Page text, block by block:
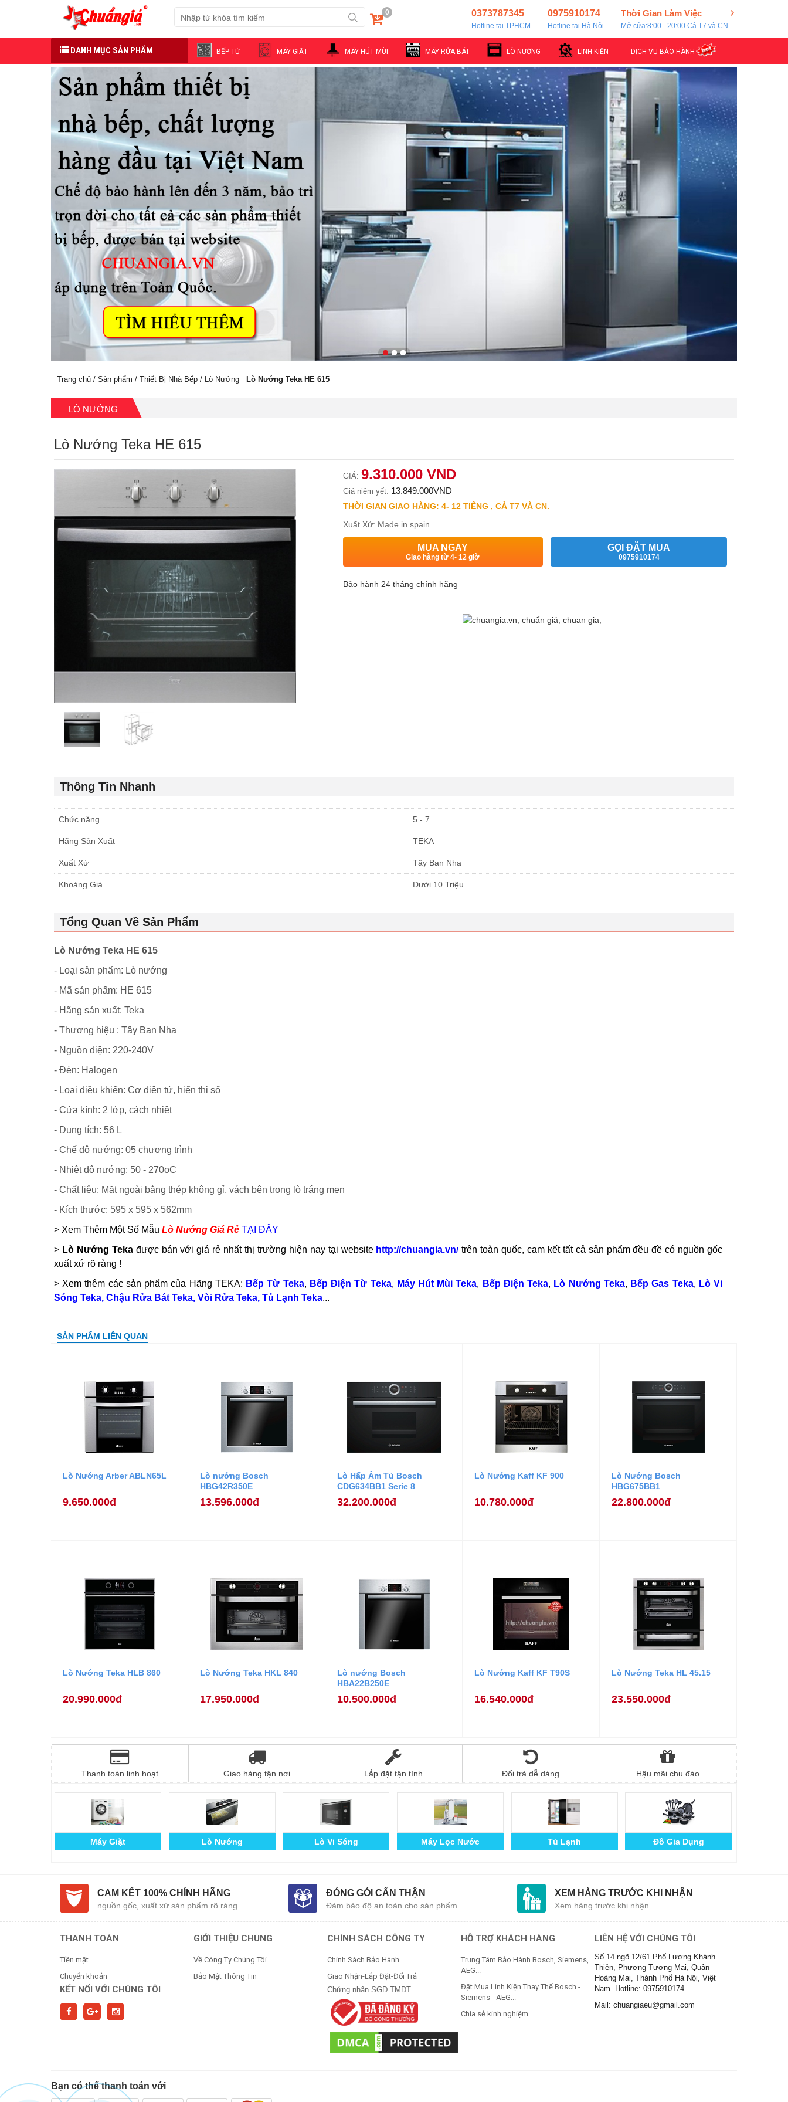
0 Thời Gian Làm Việc
Mở cửa:8:00 - 20:00 Cả T7 và CN
0975910174
Hotline tại Hà Nội
0373787345
Hotline tại TPHCM
DANH MỤC SẢN PHẨM BẾP TỪ MÁY GIẶT MÁY HÚT MÙI MÁY RỬA BÁT LÒ NƯỚNG LINH KIỆN DỊCH VỤ BẢO HÀNH
Trang chủ / Sản phẩm / Thiết Bị Nhà Bếp / Lò Nướng Lò Nướng Teka HE 615
LÒ NƯỚNG
Lò Nướng Teka HE 615
GIÁ: 9.310.000 VND
Giá niêm yết: 13.849.000VND
THỜI GIAN GIAO HÀNG: 4- 12 TIẾNG , CẢ T7 VÀ CN.
Xuất Xứ: Made in spain
MUA NGAY
Giao hàng từ 4- 12 giờ
GỌI ĐẶT MUA
0975910174
Bảo hành 24 tháng chính hãng
Thông Tin Nhanh
Chức năng 5 - 7
Hãng Sản Xuất TEKA
Xuất Xứ Tây Ban Nha
Khoảng Giá Dưới 10 Triệu
Tổng Quan Về Sản Phẩm
Lò Nướng Teka HE 615
- Loại sản phẩm: Lò nướng
- Mã sản phẩm: HE 615
- Hãng sản xuất: Teka
- Thương hiệu : Tây Ban Nha
- Nguồn điện: 220-240V
- Đèn: Halogen
- Loại điều khiển: Cơ điện tử, hiển thị số
- Cửa kính: 2 lớp, cách nhiệt
- Dung tích: 56 L
- Chế độ nướng: 05 chương trình
- Nhiệt độ nướng: 50 - 270oC
- Chất liệu: Mặt ngoài bằng thép không gỉ, vách bên trong lò tráng men
- Kích thước: 595 x 595 x 562mm
> Xem Thêm Một Số Mẫu Lò Nướng Giá Rẻ TẠI ĐÂY
> Lò Nướng Teka được bánvới giá rẻ nhất thị trường hiện nay tại website http://chuangia.vn/ trên toàn quốc, cam kết tất cả sản phẩm đều đề có nguồn gốc
xuất xứ rõ ràng !
> Xem thêm các sản phẩm của Hãng TEKA: Bếp Từ Teka, Bếp Điện Từ Teka, Máy Hút Mùi Teka, Bếp Điện Teka, Lò Nướng Teka, Bếp Gas Teka, Lò Vi
Sóng Teka, Chậu Rửa Bát Teka, Vòi Rửa Teka, Tủ Lạnh Teka...
SẢN PHẨM LIÊN QUAN
Lò Nướng Arber ABLN65L
9.650.000đ
Lò nướng Bosch
HBG42R350E
13.596.000đ
Lò Hấp Âm Tủ Bosch
CDG634BB1 Serie 8
32.200.000đ
Lò Nướng Kaff KF 900
10.780.000đ
Lò Nướng Bosch
HBG675BB1
22.800.000đ
Lò Nướng Teka HLB 860
20.990.000đ
Lò Nướng Teka HKL 840
17.950.000đ
Lò nướng Bosch
HBA22B250E
10.500.000đ
Lò Nướng Kaff KF T90S
16.540.000đ
Lò Nướng Teka HL 45.15
23.550.000đ
Thanh toán linh hoạt Giao hàng tận nơi Lắp đặt tận tình Đổi trả dễ dàng Hậu mãi chu đáo
Bảo Hành Bếp Linh Kiện Thay Thế Khóa Cửa Thông Minh Hút Mùi Máy Rửa Bát
CAM KẾT 100% CHÍNH HÃNG
nguồn gốc, xuất xứ sản phẩm rõ ràng
ĐÓNG GÓI CẨN THẬN
Đảm bảo độ an toàn cho sản phẩm
XEM HÀNG TRƯỚC KHI NHẬN
Xem hàng trước khi nhận
THANH TOÁN
Tiền mặt
Chuyển khoản
KẾT NỐI VỚI CHÚNG TÔI
GIỚI THIỆU CHUNG
Về Công Ty Chúng Tôi
Bảo Mật Thông Tin
CHÍNH SÁCH CÔNG TY
Chính Sách Bảo Hành
Giao Nhận-Lắp Đặt-Đổi Trả
Chứng nhận SGD TMĐT
HỖ TRỢ KHÁCH HÀNG
Trung Tâm Bảo Hành Bosch, Siemens,
AEG...
Đặt Mua Linh Kiện Thay Thế Bosch -
Siemens - AEG...
Chia sẻ kinh nghiệm
LIÊN HỆ VỚI CHÚNG TÔI
Số 14 ngõ 12/61 Phố Lương Khánh
Thiện, Phương Tương Mai, Quận
Hoàng Mai, Thành Phố Hà Nội, Việt
Nam. Hotline: 0975910174
Mail: chuangiaeu@gmail.com
Bạn có thể thanh toán với